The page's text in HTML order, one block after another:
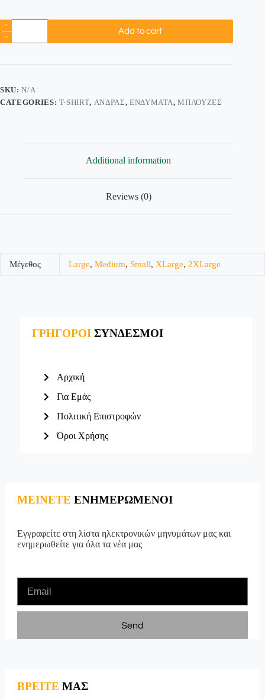
Add to cart
SKU:N/A
CATEGORIES: T-SHIRT, ΆΝΔΡΑΣ, ΕΝΔΎΜΑΤΑ,ΜΠΛΟΎΖΕΣ
Additional information
Reviews (0)
Μέγεθος Large, Medium, Small, XLarge, 2XLarge
ΓΡΗΓΟΡΟΙΣΥΝΔΕΣΜΟΙ
Αρχική
Για Εμάς
Πολιτική Επιστροφών
Όροι Χρήσης
ΜΕΙΝΕΤΕ ΕΝΗΜΕΡΩΜΕΝΟΙ
Εγγραφείτε στη λίστα ηλεκτρονικών μηνυμάτων μας και
ενημερωθείτε για όλα τα νέα μας
Send
ΒΡΕΙΤΕ ΜΑΣ